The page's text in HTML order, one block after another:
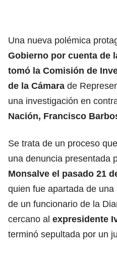
Una nueva polémica
Gobierno por cuenta de
tomó la Comisión de
de la Cámara de
una investigación en
Nación, Francisco
Se trata de un proceso
una denuncia presentada
Monsalve el pasado 21
quien fue apartada de
de un funcionario de la
cercano al expresidente
terminó sepultada por un